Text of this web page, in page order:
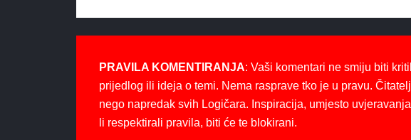
PRAVILA KOMENTIRANJA: Vaši komentari ne smiju biti
prijedlog ili ideja o temi. Nema rasprave tko je u pravu.
nego napredak svih Logičara. Inspiracija, umjesto
li respektirali pravila, biti će te blokirani.